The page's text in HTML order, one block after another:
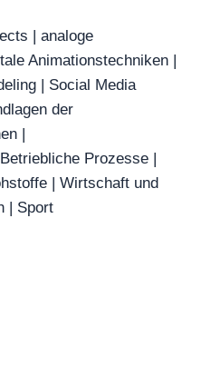
| analoge
Animationstechniken |
| Social Media
der
|
Prozesse |
| Wirtschaft und
| Sport